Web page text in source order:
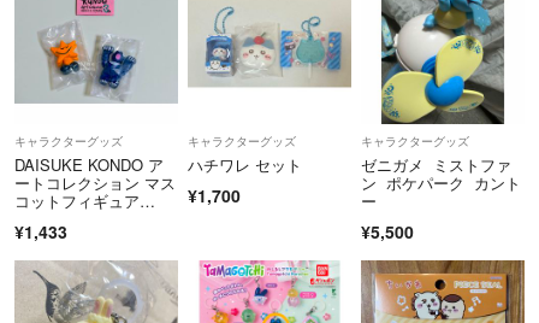
キャラクターグッズ
DAISUKE KONDO ア
ートコレクション マス
コットフィギュア
¥1,433
キャラクターグッズ
ハチワレ セット
¥1,700
キャラクターグッズ
ゼニガメ ミストファ
ン ポケパーク カント
ー
¥5,500